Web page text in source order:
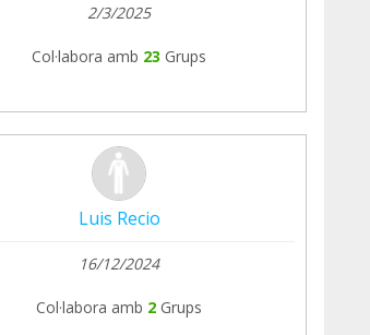
2/3/2025
Col·labora amb 23 Grups
Luis Recio
16/12/2024
Col·labora amb 2 Grups